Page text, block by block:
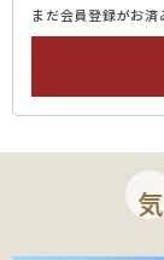
まだ会員登録がお済